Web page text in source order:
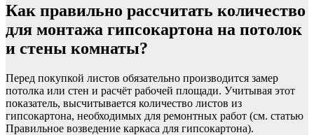
Как правильно рассчитать количество
для монтажа гипсокартона на потолок
и стены комнаты?
Перед покупкой листов обязательно производится замер
потолка или стен и расчёт рабочей площади. Учитывая этот
показатель, высчитывается количество листов из
гипсокартона, необходимых для ремонтных работ (см. статью
Правильное возведение каркаса для гипсокартона).